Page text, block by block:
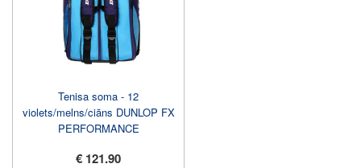
Tenisa soma - 12
violets/melns/ciāns DUNLOP FX
PERFORMANCE
€ 121.90